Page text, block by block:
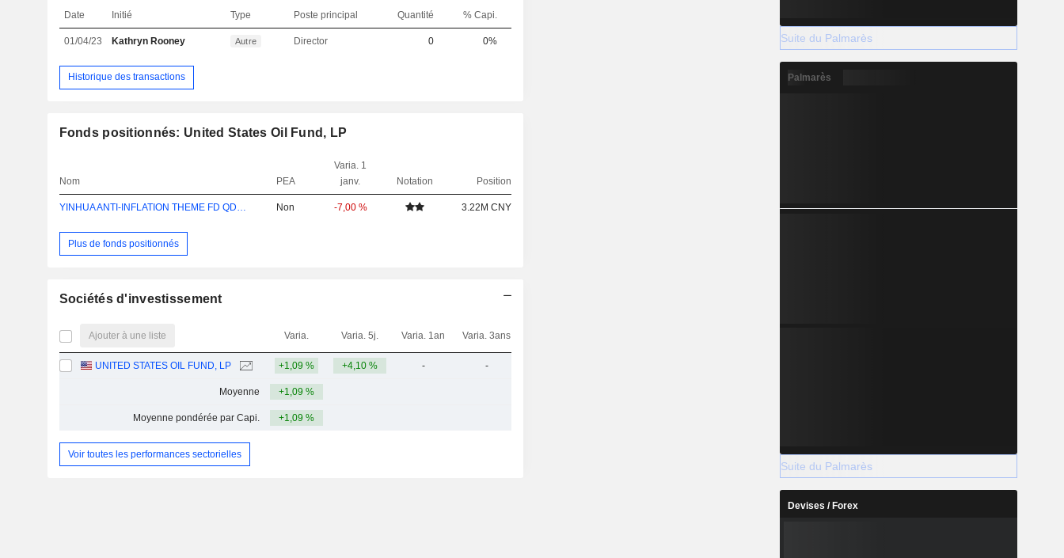
Date Initié Type Poste principal Quantité % Capi.
01/04/23 Kathryn Rooney Autre Director 0 0%
Historique des transactions
Fonds positionnés: United States Oil Fund, LP
Nom PEA
Varia. 1
janv.
Notation Position
YINHUA ANTI-INFLATION THEME FD QDII(LOF) Non -7,00 % 3.22M CNY
Plus de fonds positionnés
Sociétés d'investissement
Ajouter à une liste Varia. Varia. 5j. Varia. 1an Varia. 3ans
UNITED STATES OIL FUND, LP +1,09 % +4,10 % - -
Moyenne +1,09 %
Moyenne pondérée par Capi. +1,09 %
Voir toutes les performances sectorielles
Suite du Palmarès
Palmarès
Suite du Palmarès
Devises / Forex